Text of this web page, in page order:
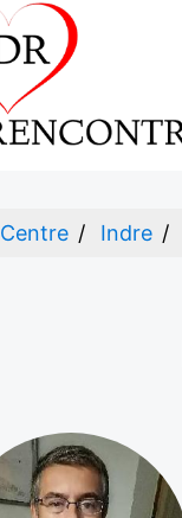
Centre Indre